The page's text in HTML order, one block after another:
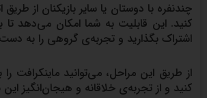
چندنفره با دوستان یا سایر بازیکنان از
کنید. این قابلیت به شما امکان می‌دهد تا
اشتراک بگذارید و تجربه‌ی گروهی را به
از طریق این مراحل، می‌توانید ماینکرافت
کنید و از تجربه‌ی خلاقانه و هیجان‌انگیز